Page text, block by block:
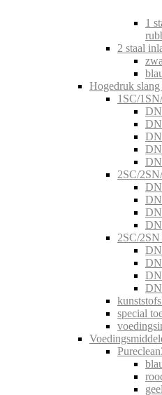
1
2 staal
Hogedruk slang
1SC/
2SC/
2SC/2SN
special